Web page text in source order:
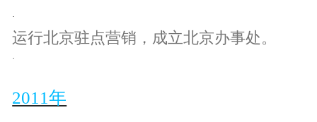
·
运行北京驻点营销，成立北京办事处。
·
2011年